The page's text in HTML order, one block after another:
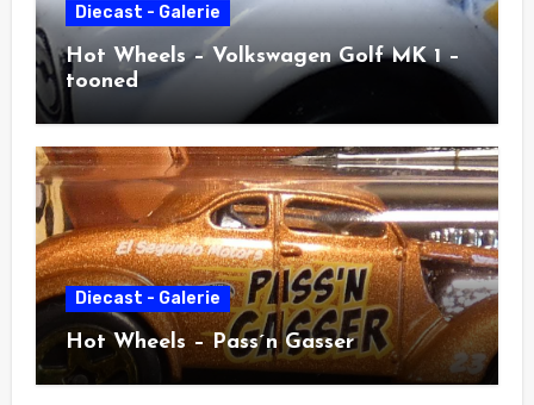
Diecast - Galerie
Hot Wheels – Volkswagen Golf MK 1 –
tooned
Diecast - Galerie
Hot Wheels – Pass´n Gasser